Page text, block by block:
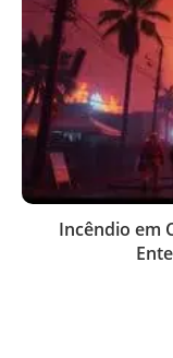
Incêndio em